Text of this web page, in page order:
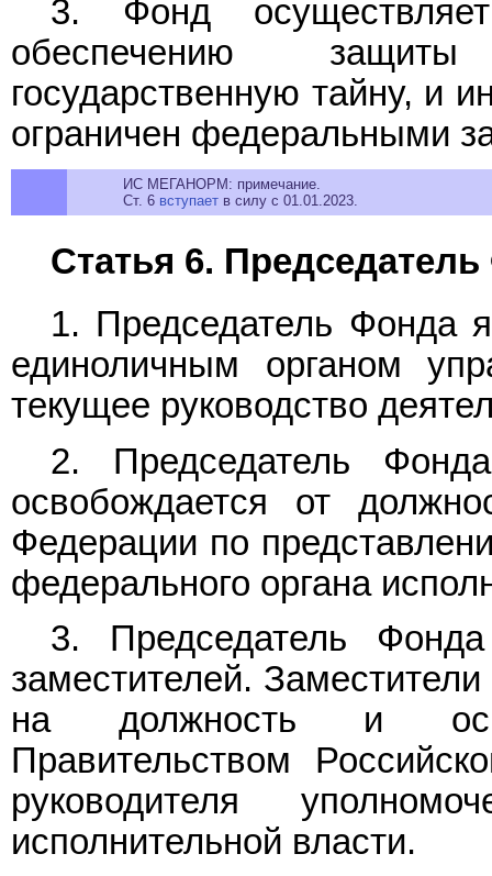
3. Фонд
обеспечению
государственную тайну, и
ограничен федеральными
ИС МЕГАНОРМ: примечание.
Ст. 6 вступает в силу с 01.01.2023.
Статья 6.
1. Председатель Фонда
единоличным органом
текущее руководство
2. Председатель
освобождается от
Федерации по
федерального органа
3. Председатель
заместителей.
на должность и
Правительством
руководителя
исполнительной власти.